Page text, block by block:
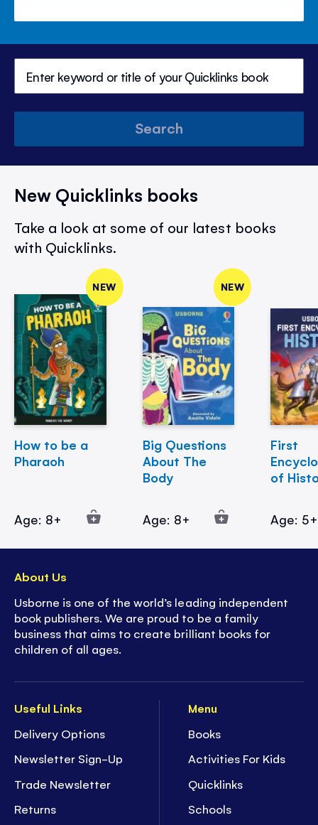
Search
New Quicklinks books
Take a look at some of our latest books
with Quicklinks.
NEW
How to be a
Pharaoh
Age: 8+
NEW
Big Questions
About The
Body
Age: 8+
First
of
Age: 5+
Useful Links
Delivery Options
Newsletter Sign-Up
Trade Newsletter
Returns
Menu
Books
Activities For Kids
Quicklinks
Schools
About Us
Usborne is one of the world’s leading independent
book publishers. We are proud to be a family
business that aims to create brilliant books for
children of all ages.